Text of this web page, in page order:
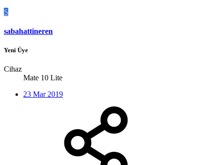
S
sabahattineren
Yeni Üye
Cihaz
Mate 10 Lite
23 Mar 2019